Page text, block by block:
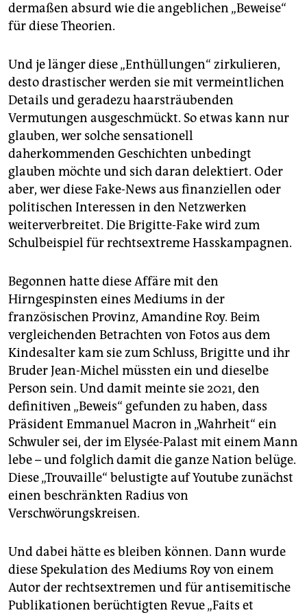
dermaßen absurd wie die angeblichen „Beweise“
für diese Theorien.
Und je länger diese „Enthüllungen“ zirkulieren,
desto drastischer werden sie mit vermeintlichen
Details und geradezu haarsträubenden
Vermutungen ausgeschmückt. So etwas kann nur
glauben, wer solche sensationell
daherkommenden Geschichten unbedingt
glauben möchte und sich daran delektiert. Oder
aber, wer diese Fake-News aus finanziellen oder
politischen Interessen in den Netzwerken
weiterverbreitet. Die Brigitte-Fake wird zum
Schulbeispiel für rechtsextreme Hasskampagnen.
Begonnen hatte diese Affäre mit den
Hirngespinsten eines Mediums in der
französischen Provinz, Amandine Roy. Beim
vergleichenden Betrachten von Fotos aus dem
Kindesalter kam sie zum Schluss, Brigitte und ihr
Bruder Jean-Michel müssten ein und dieselbe
Person sein. Und damit meinte sie 2021, den
definitiven „Beweis“ gefunden zu haben, dass
Präsident Emmanuel Macron in „Wahrheit“ ein
Schwuler sei, der im Elysée-Palast mit einem Mann
lebe – und folglich damit die ganze Nation belüge.
Diese „Trouvaille“ belustigte auf Youtube zunächst
einen beschränkten Radius von
Verschwörungskreisen.
Und dabei hätte es bleiben können. Dann wurde
diese Spekulation des Mediums Roy von einem
Autor der rechtsextremen und für antisemitische
Publikationen berüchtigten Revue „Faits et